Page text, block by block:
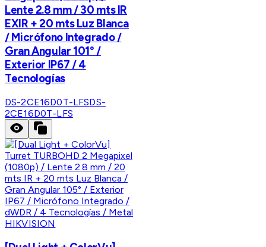
Lente 2.8 mm / 30 mts IR
EXIR + 20 mts Luz Blanca
/ Micrófono Integrado /
Gran Angular 101° /
Exterior IP67 / 4
Tecnologías
DS-2CE16D0T-LFSDS-
2CE16D0T-LFS
HIKVISION